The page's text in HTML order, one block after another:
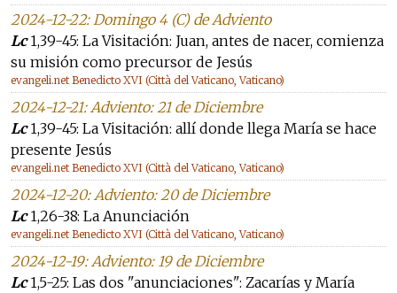
2024-12-22: Domingo 4 (C) de Adviento
Lc1,39-45: La Visitación: Juan, antes de nacer, comienza
su misión como precursor de Jesús
evangeli.net Benedicto XVI (Città del Vaticano, Vaticano)
2024-12-21: Adviento: 21 de Diciembre
Lc1,39-45: La Visitación: allí donde llega María se hace
presente Jesús
evangeli.net Benedicto XVI (Città del Vaticano, Vaticano)
2024-12-20: Adviento: 20 de Diciembre
Lc1,26-38: La Anunciación
evangeli.net Benedicto XVI (Città del Vaticano, Vaticano)
2024-12-19: Adviento: 19 de Diciembre
Lc1,5-25: Las dos "anunciaciones": Zacarías y María